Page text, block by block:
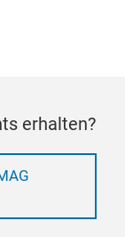
erhalten?